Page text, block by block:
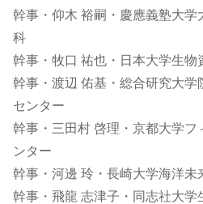
幹事・仰木 裕嗣・慶應義塾大学
科
幹事・牧口 祐也・日本大学生物
幹事・渡辺 佑基・総合研究大学
センター
幹事・三田村 啓理・京都大学フ
ンター
幹事・河邊 玲・長崎大学海洋未
幹事・飛龍 志津子・同志社大学